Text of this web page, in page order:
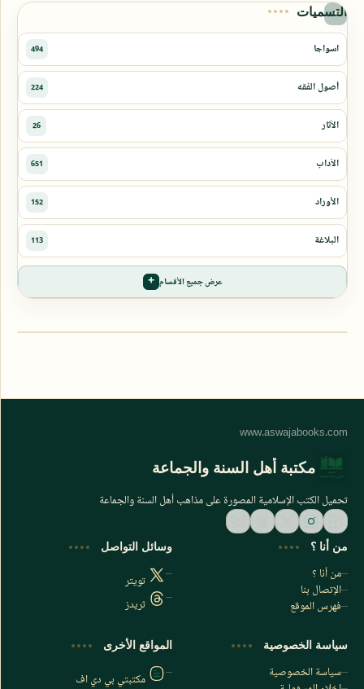
التسميات
عرض جميع الأقسام
اشترك الآن
اشترك في قناتنا على تليجرام
مكتبة أهل السنة والجماعة
تحميل الكتب الإسلامية المصورة على مذاهب أهل السنة والجماعة
من أنا ؟
من أنا ؟
الإتصال بنا
فهرس الموقع
وسائل التواصل
تويتر
ثريدز
سياسة الخصوصية
سياسة الخصوصية
المواقع الأخرى
مكتبتي بي دي اف